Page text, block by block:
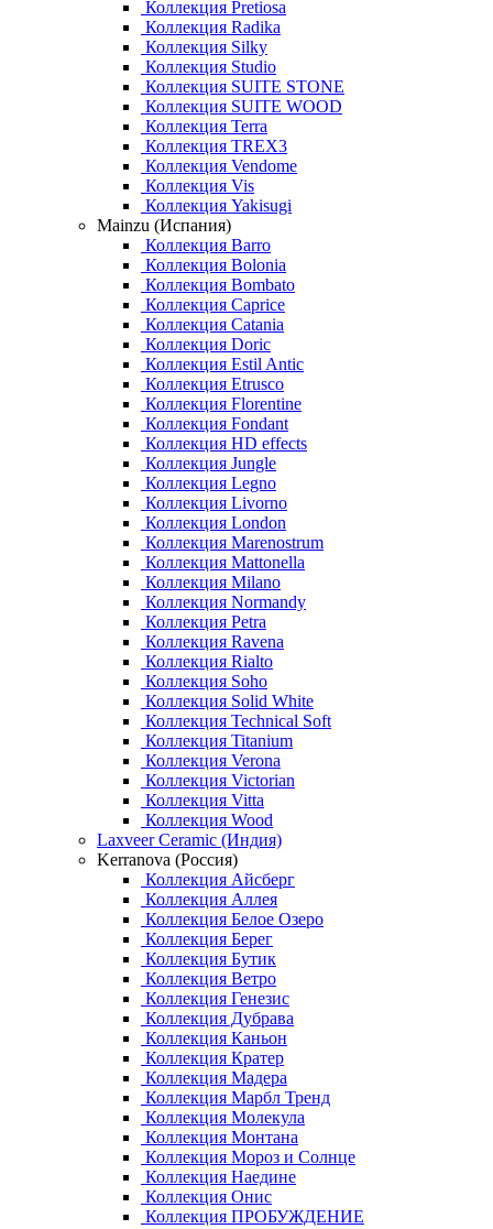
Коллекция Pretiosa
Коллекция Radika
Коллекция Silky
Коллекция Studio
Коллекция SUITE STONE
Коллекция SUITE WOOD
Коллекция Terra
Коллекция TREX3
Коллекция Vendome
Коллекция Vis
Коллекция Yakisugi
Mainzu (Испания)
Коллекция Barro
Коллекция Bolonia
Коллекция Bombato
Коллекция Caprice
Коллекция Catania
Коллекция Doric
Коллекция Estil Antic
Коллекция Etrusco
Коллекция Florentine
Коллекция Fondant
Коллекция HD effects
Коллекция Jungle
Коллекция Legno
Коллекция Livorno
Коллекция London
Коллекция Marenostrum
Коллекция Mattonella
Коллекция Milano
Коллекция Normandy
Коллекция Petra
Коллекция Ravena
Коллекция Rialto
Коллекция Soho
Коллекция Solid White
Коллекция Technical Soft
Коллекция Titanium
Коллекция Verona
Коллекция Victorian
Коллекция Vitta
Коллекция Wood
Laxveer Ceramic (Индия)
Kerranova (Россия)
Коллекция Айсберг
Коллекция Аллея
Коллекция Белое Озеро
Коллекция Берег
Коллекция Бутик
Коллекция Ветро
Коллекция Генезис
Коллекция Дубрава
Коллекция Каньон
Коллекция Кратер
Коллекция Мадера
Коллекция Марбл Тренд
Коллекция Молекула
Коллекция Монтана
Коллекция Мороз и Солнце
Коллекция Наедине
Коллекция Онис
Коллекция ПРОБУЖДЕНИЕ